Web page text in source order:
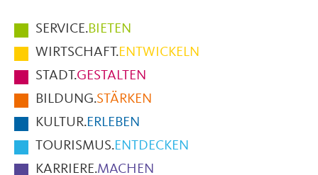
Hauptmenüpunkte
im
Fußbereich
der
Seite
SERVICE.BIETEN
WIRTSCHAFT.ENTWICKELN
STADT.GESTALTEN
BILDUNG.STÄRKEN
KULTUR.ERLEBEN
TOURISMUS.ENTDECKEN
KARRIERE.MACHEN